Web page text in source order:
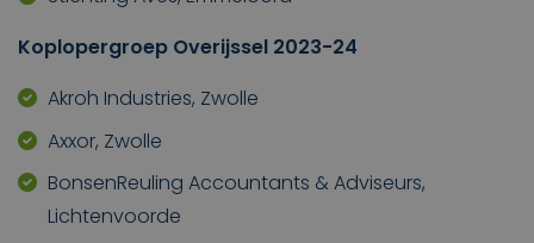
Koplopergroep Overijssel 2023-24
Akroh Industries, Zwolle
Axxor, Zwolle
BonsenReuling Accountants & Adviseurs,
Lichtenvoorde